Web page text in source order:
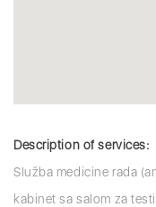
Description of services:
Služba medicine rada
kabinet sa salom za